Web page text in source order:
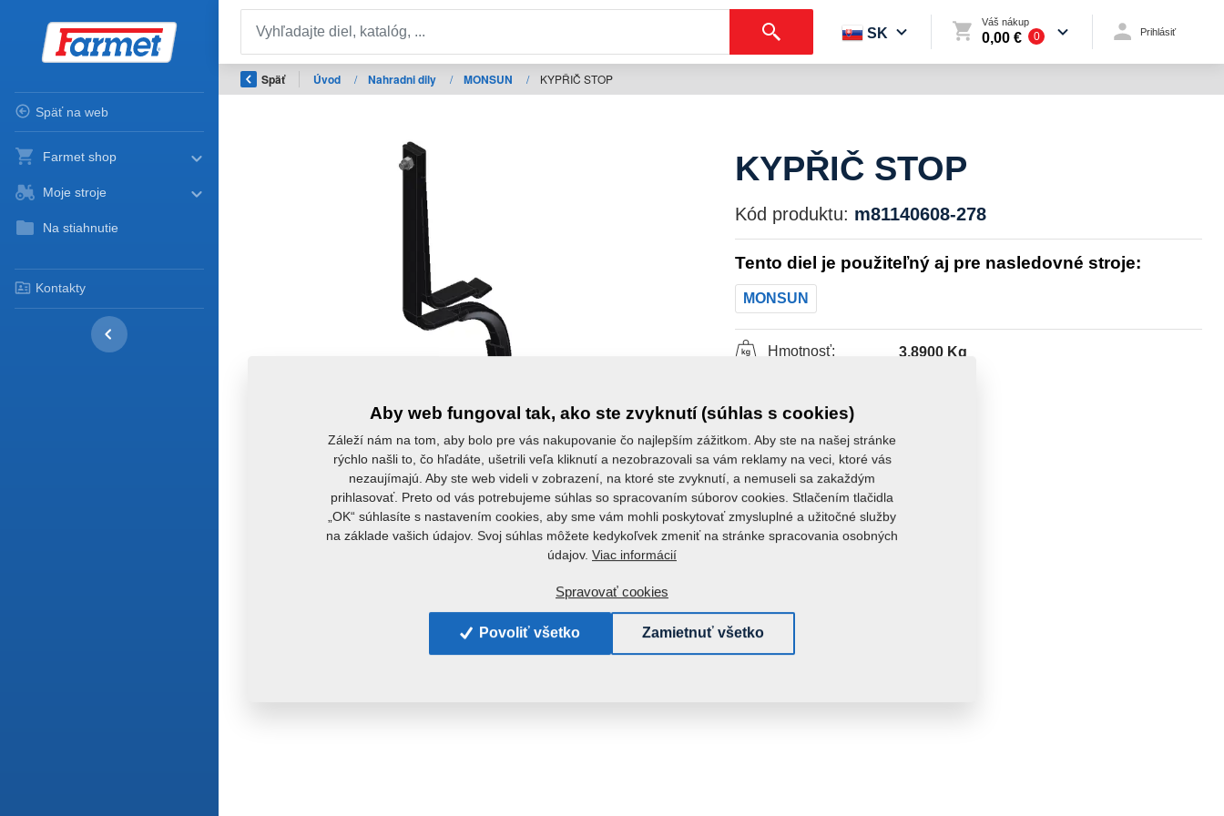
Späť na web
Farmet shop
Moje stroje
Na stiahnutie
Kontakty
SK
Váš nákup
0,00 € 0 Prihlásiť
Späť Úvod / Nahradni dily / MONSUN / KYPŘIČ STOP
KYPŘIČ STOP
Kód produktu: m81140608-278
Tento diel je použiteľný aj pre nasledovné stroje:
MONSUN
Hmotnosť: 3,8900 Kg
Aby web fungoval tak, ako ste zvyknutí (súhlas s cookies)
Záleží nám na tom, aby bolo pre vás nakupovanie čo najlepším zážitkom. Aby ste na našej stránke
rýchlo našli to, čo hľadáte, ušetrili veľa kliknutí a nezobrazovali sa vám reklamy na veci, ktoré vás
nezaujímajú. Aby ste web videli v zobrazení, na ktoré ste zvyknutí, a nemuseli sa zakaždým
prihlasovať. Preto od vás potrebujeme súhlas so spracovaním súborov cookies. Stlačením tlačidla
„OK“ súhlasíte s nastavením cookies, aby sme vám mohli poskytovať zmysluplné a užitočné služby
na základe vašich údajov. Svoj súhlas môžete kedykoľvek zmeniť na stránke spracovania osobných
údajov. Viac informácií
Spravovať cookies
Povoliť všetko Zamietnuť všetko